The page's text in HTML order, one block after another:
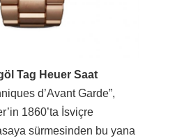
Tag Heuer Saat
d’Avant Garde”,
1860’ta İsviçre
sürmesinden bu yana